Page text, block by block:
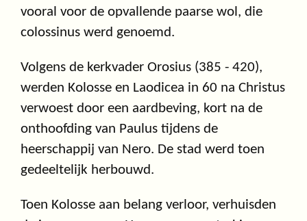
vooral voor de opvallende paarse wol, die
colossinus werd genoemd.
Volgens de kerkvader Orosius (385 - 420),
werden Kolosse en Laodicea in 60 na Christus
verwoest door een aardbeving, kort na de
onthoofding van Paulus tijdens de
heerschappij van Nero. De stad werd toen
gedeeltelijk herbouwd.
Toen Kolosse aan belang verloor, verhuisden